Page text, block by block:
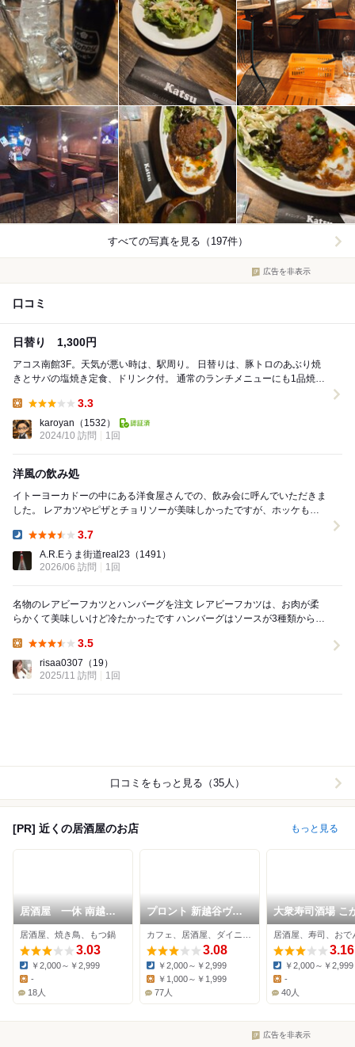
すべての写真を見る（197件）
広告を非表示
口コミ
日替り 1,300円
アコス南館3F。天気が悪い時は、駅周り。 日替りは、豚トロのあぶり焼
きとサバの塩焼き定食、ドリンク付。 通常のランチメニューにも1品焼き
3.3
karoyan （1532）
2024/10 訪問
1回
洋風の飲み処
イトーヨーカドーの中にある洋食屋さんでの、飲み会に呼んでいただきま
した。 レアカツやピザとチョリソーが美味しかったですが、ホッケもあ
3.7
A.R.Eうま街道real23 （1491）
2026/06 訪問
1回
名物のレアビーフカツとハンバーグを注文 レアビーフカツは、お肉が柔
らかくて美味しいけど冷たかったです ハンバーグはソースが3種類から選
3.5
risaa0307 （19）
2025/11 訪問
1回
口コミをもっと見る（35人）
[PR] 近くの居酒屋のお店 もっと見る
居酒屋 一休 南越谷
店
居酒屋、焼き鳥、もつ鍋
3.03
Dinner:
￥2,000～￥2,999
Lunch:
-
18人
プロント 新越谷ヴァ
リエ店
3.08
Dinner:
￥2,000～￥2,999
Lunch:
￥1,000～￥1,999
77人
大衆寿司酒場 こ
商店
居酒屋、寿司、おで
3.16
Dinner:
￥2,000～￥2,999
Lunch:
-
40人
広告を非表示